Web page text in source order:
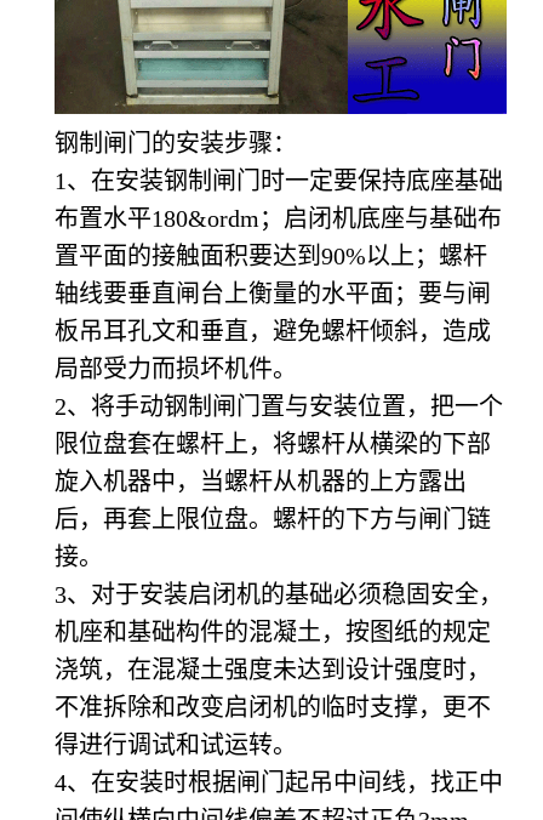
钢制闸门的安装步骤：
1、在安装钢制闸门时一定要保持底座基础
布置水平180&ordm；启闭机底座与基础布
置平面的接触面积要达到90%以上；螺杆
轴线要垂直闸台上衡量的水平面；要与闸
板吊耳孔文和垂直，避免螺杆倾斜，造成
局部受力而损坏机件。
2、将手动钢制闸门置与安装位置，把一个
限位盘套在螺杆上，将螺杆从横梁的下部
旋入机器中，当螺杆从机器的上方露出
后，再套上限位盘。螺杆的下方与闸门链
接。
3、对于安装启闭机的基础必须稳固安全，
机座和基础构件的混凝土，按图纸的规定
浇筑，在混凝土强度未达到设计强度时，
不准拆除和改变启闭机的临时支撑，更不
得进行调试和试运转。
4、在安装时根据闸门起吊中间线，找正中